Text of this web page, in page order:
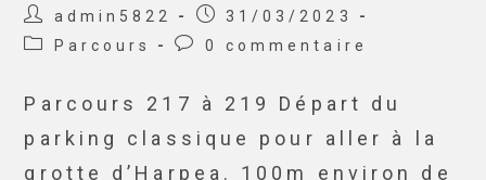
admin5822
31/03/2023
Parcours
0 commentaire
Parcours 217 à 219 Départ du
parking classique pour aller à la
grotte d’Harpea. 100m environ de